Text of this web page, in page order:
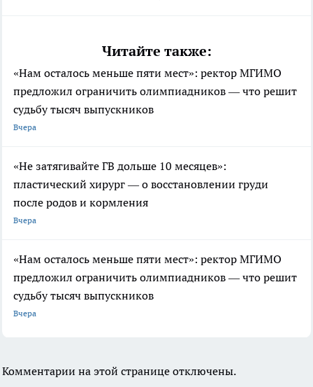
Читайте также:
«Нам осталось меньше пяти мест»: ректор МГИМО
предложил ограничить олимпиадников — что решит
судьбу тысяч выпускников
Вчера
«Не затягивайте ГВ дольше 10 месяцев»:
пластический хирург — о восстановлении груди
после родов и кормления
Вчера
«Нам осталось меньше пяти мест»: ректор МГИМО
предложил ограничить олимпиадников — что решит
судьбу тысяч выпускников
Вчера
Комментарии на этой странице отключены.